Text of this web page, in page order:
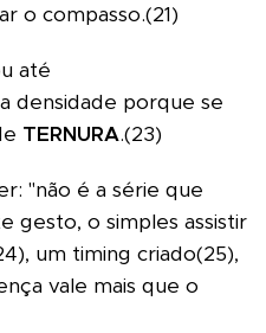
o compasso.(21)
até
densidade porque se
TERNURA.(23)
"não é a série que
gesto, o simples assistir
um timing criado(25),
vale mais que o